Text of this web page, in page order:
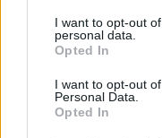
not limited to your visit
grant or deny consent
use your data for
consent section.
I want to opt-out
personal data.
Opted In
I want to opt-out
Personal Data.
Opted In
Εργασίας, ΤΕ
Αυτοματισμού, ΤΕ
Πολιτικών
Νοσηλευτικής, ΤΕ